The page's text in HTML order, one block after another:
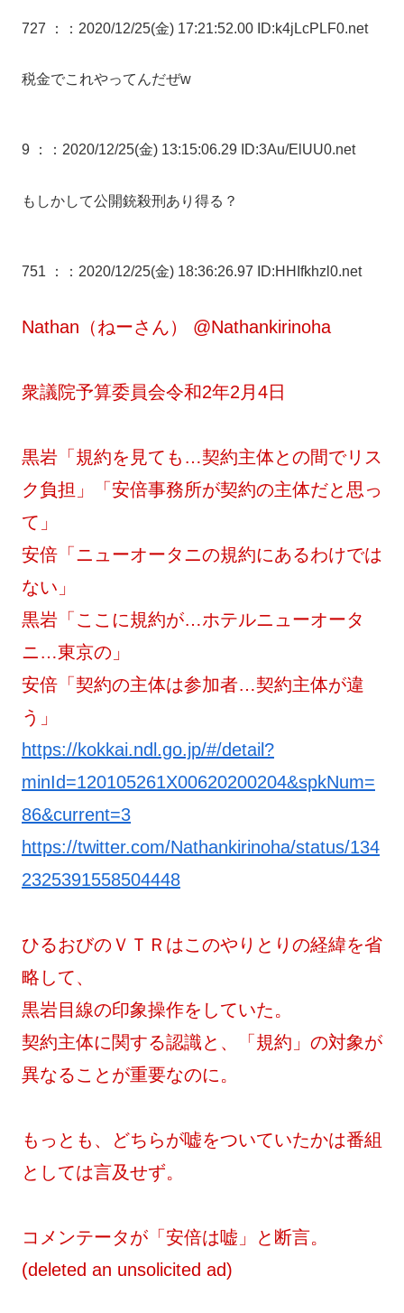
727 ： ：2020/12/25(金) 17:21:52.00 ID:k4jLcPLF0.net
税金でこれやってんだぜw
9 ： ：2020/12/25(金) 13:15:06.29 ID:3Au/ElUU0.net
もしかして公開銃殺刑あり得る？
751 ： ：2020/12/25(金) 18:36:26.97 ID:HHIfkhzl0.net
Nathan（ねーさん） @Nathankirinoha
衆議院予算委員会令和2年2月4日
黒岩「規約を見ても…契約主体との間でリス
ク負担」「安倍事務所が契約の主体だと思っ
て」
安倍「ニューオータニの規約にあるわけでは
ない」
黒岩「ここに規約が…ホテルニューオータ
ニ…東京の」
安倍「契約の主体は参加者…契約主体が違
う」
https://kokkai.ndl.go.jp/#/detail?
minId=120105261X00620200204&spkNum=
86&current=3
https://twitter.com/Nathankirinoha/status/134
2325391558504448
ひるおびのＶＴＲはこのやりとりの経緯を省
略して、
黒岩目線の印象操作をしていた。
契約主体に関する認識と、「規約」の対象が
異なることが重要なのに。
もっとも、どちらが嘘をついていたかは番組
としては言及せず。
コメンテータが「安倍は嘘」と断言。
(deleted an unsolicited ad)